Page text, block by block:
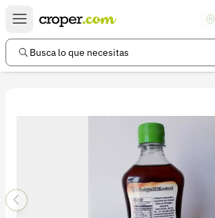
Busca lo que necesitas
Enlaces de interés
Preguntas frecuentes
Política de privacidad